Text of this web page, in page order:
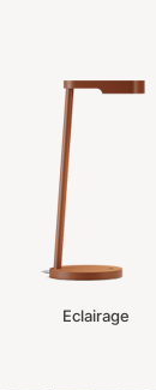
Eclairage